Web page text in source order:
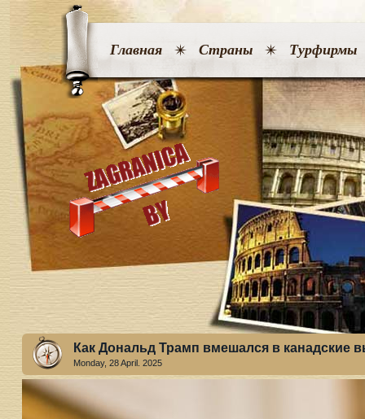
Главная Страны Турфирмы
Как Дональд Трамп вмешался в канадские
Monday, 28 April. 2025